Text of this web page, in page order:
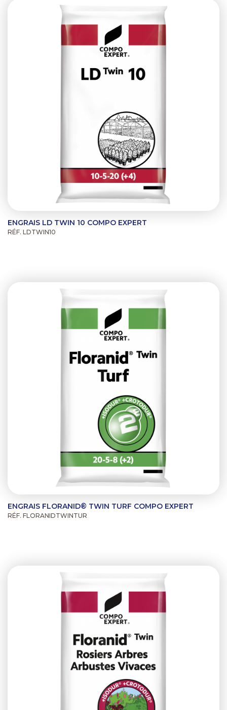
ENGRAIS LD TWIN 10 COMPO EXPERT
RÉF. LDTWIN10
ENGRAIS FLORANID® TWIN TURF COMPO EXPERT
RÉF. FLORANIDTWINTUR